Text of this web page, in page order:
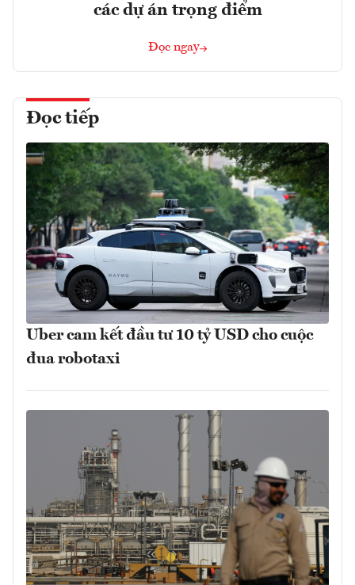
các dự án trọng điểm
Đọc ngay
Đọc tiếp
Uber cam kết đầu tư 10 tỷ USD cho cuộc
đua robotaxi